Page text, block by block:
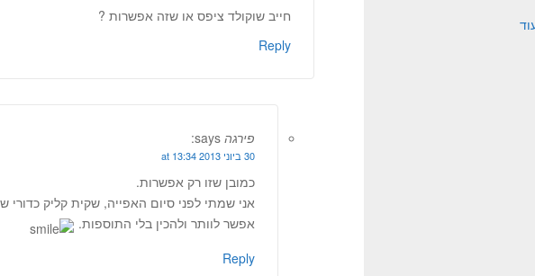
חייב שוקולד ציפס או שזה אפשרות ?
Reply
פירגה says:
30 ביוני 2013 at 13:34
כמובן שזו רק אפשרות.
אני שמתי לפני סיום האפייה, שקית קליק כדורי
אפשר לוותר ולהכין בלי התוספות.
Reply